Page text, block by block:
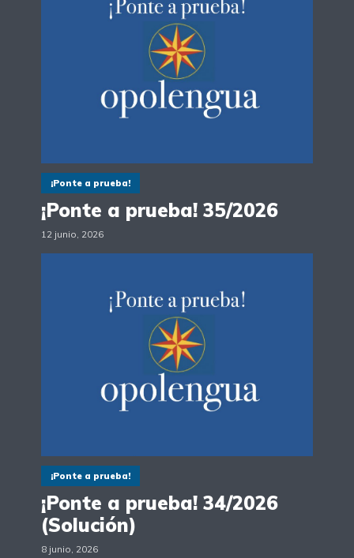
¡Ponte a prueba!
¡Ponte a prueba! 35/2026
12 junio, 2026
¡Ponte a prueba!
¡Ponte a prueba! 34/2026
(Solución)
8 junio, 2026